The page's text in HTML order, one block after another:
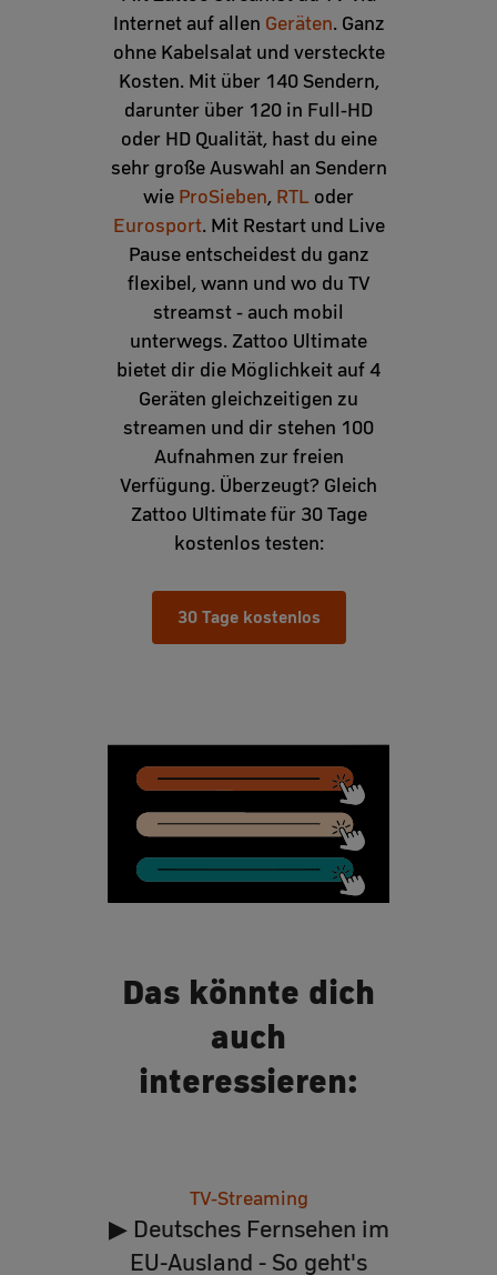
Internet auf allen Geräten. Ganz
ohne Kabelsalat und versteckte
Kosten. Mit über 140 Sendern,
darunter über 120 in Full-HD
oder HD Qualität, hast du eine
sehr große Auswahl an Sendern
wie ProSieben, RTL oder
Eurosport. Mit Restart und Live
Pause entscheidest du ganz
flexibel, wann und wo du TV
streamst - auch mobil
unterwegs. Zattoo Ultimate
bietet dir die Möglichkeit auf 4
Geräten gleichzeitigen zu
streamen und dir stehen 100
Aufnahmen zur freien
Verfügung. Überzeugt? Gleich
Zattoo Ultimate für 30 Tage
kostenlos testen:
30 Tage kostenlos
Das könnte dich
auch
interessieren:
TV-Streaming
▶ Deutsches Fernsehen im
EU-Ausland - So geht's